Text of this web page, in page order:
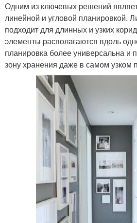
Одним из ключевых решений
линейной и угловой планировкой.
подходит для длинных и узких
элементы располагаются вдоль
планировка более универсальна и
зону хранения даже в самом узком